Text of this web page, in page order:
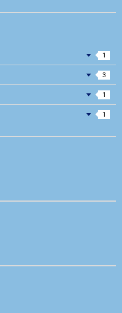
1
3
1
1